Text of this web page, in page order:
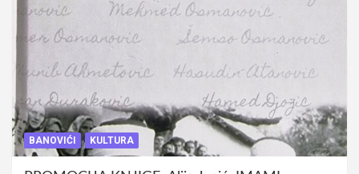
BANOVIĆI KULTURA